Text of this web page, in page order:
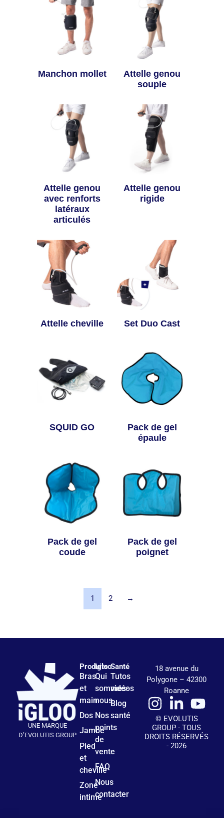
Manchon mollet
Attelle genou
souple
Attelle genou
avec renforts
latéraux
articulés
Attelle genou
rigide
Attelle cheville Set Duo Cast
SQUID GO
Pack de gel
épaule
Pack de gel
coude
Pack de gel
poignet
1 2 →
UNE MARQUE
D’EVOLUTIS GROUP
Produits
Bras
et
main
Dos
Jambe
Pied
et
cheville
Zone
intime
Igloo
Qui
sommes-
nous
Nos
points
de
vente
FAQ
Nous
contacter
Santé
Tutos
vidéos
Blog
santé
18 avenue du
Polygone – 42300
Roanne
© EVOLUTIS
GROUP - TOUS
DROITS RÉSERVÉS
- 2026